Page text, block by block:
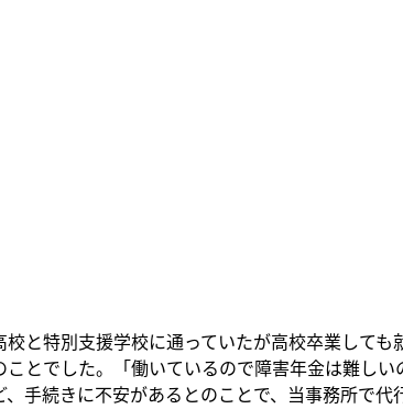
と特別支援学校に通っていたが高校卒業して
とでした。「働いているので障害年金は難しい
手続きに不安があるとのことで、当事務所で代